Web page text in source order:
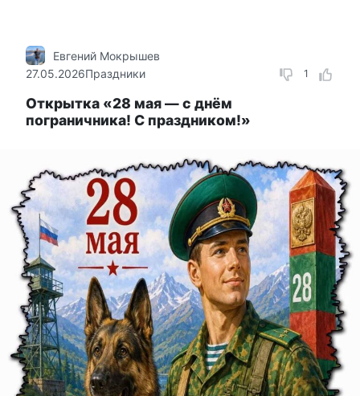
1
Евгений Мокрышев
27.05.2026Праздники
Открытка «28 мая — с днём
пограничника! С праздником!»